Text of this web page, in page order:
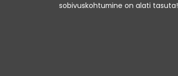
sobivuskohtumine on alati tasuta!